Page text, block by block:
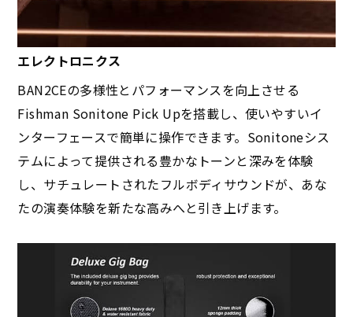
エレクトロニクス
BAN2CEの多様性とパフォーマンスを向上させる
Fishman Sonitone Pick Upを搭載し、使いやすいイ
ンターフェースで簡単に操作できます。Sonitoneシス
テムによって提供される豊かなトーンと深みを体験
し、サチュレートされたフルボディサウンドが、あな
たの演奏体験を新たな高みへと引き上げます。